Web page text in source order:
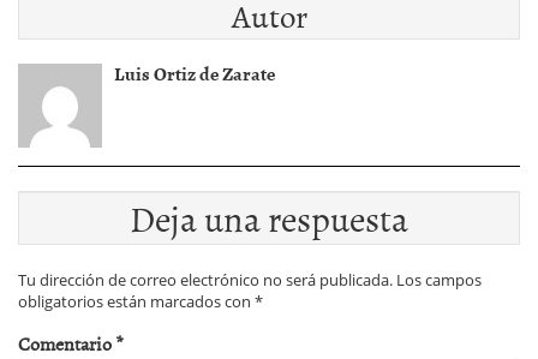
Autor
Luis Ortiz de Zarate
Deja una respuesta
Tu dirección de correo electrónico no será publicada. Los campos
obligatorios están marcados con *
Comentario*